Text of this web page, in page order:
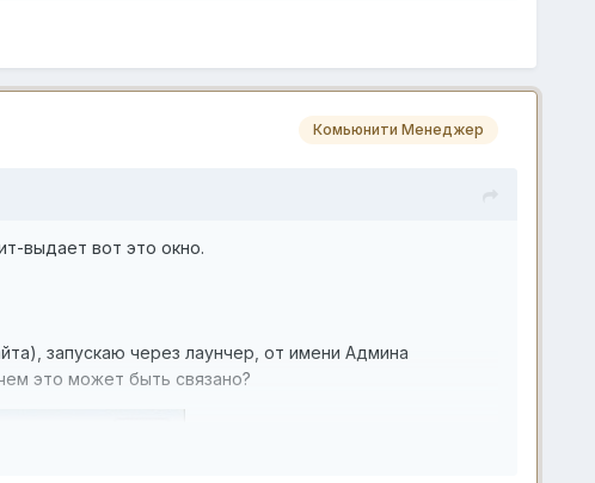
Комьюнити Менеджер
выдает вот это окно.
запускаю через лаунчер, от имени Админа
это может быть связано?